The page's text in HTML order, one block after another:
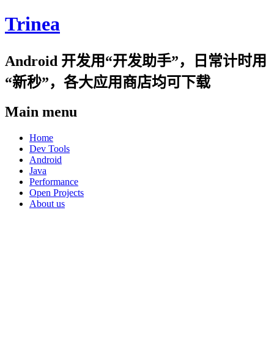
Trinea
Android 开发用“开发助手”，日常计时用
“新秒”，各大应用商店均可下载
Main menu
Skip
content
Home
Dev Tools
Android
Java
Performance
Open Projects
About us